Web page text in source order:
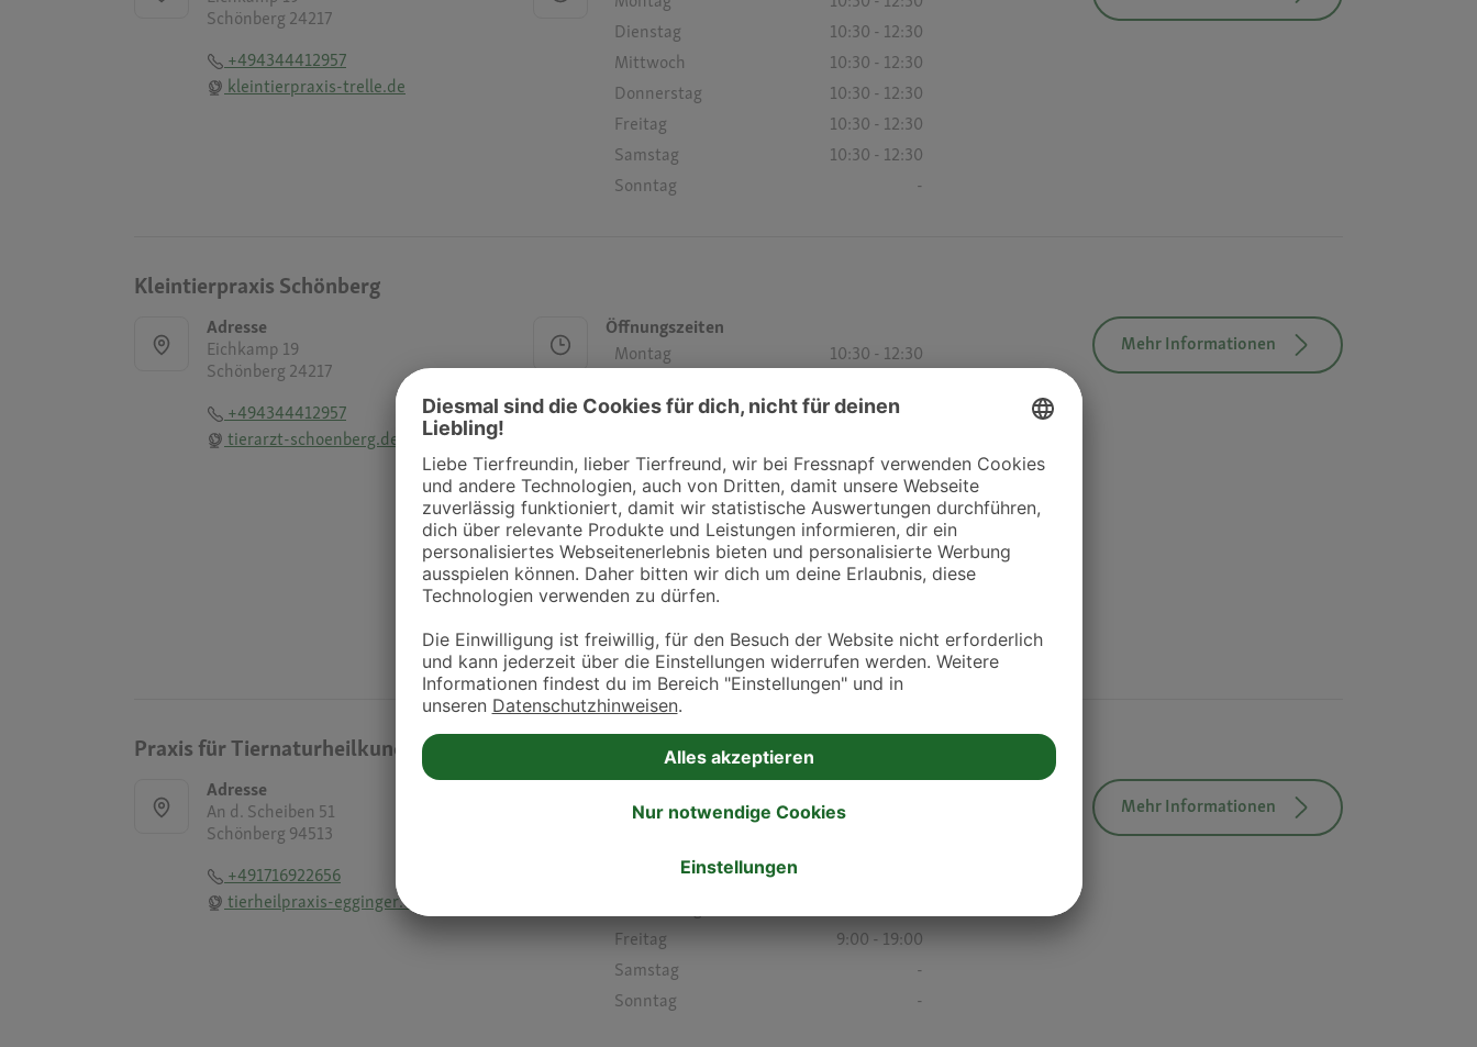
Schönberg 24217
+494344412957
kleintierpraxis-trelle.de
Dienstag
10:30 - 12:30
Mittwoch
10:30 - 12:30
Donnerstag
10:30 - 12:30
Freitag
10:30 - 12:30
Samstag
10:30 - 12:30
Sonntag
-
Kleintierpraxis Schönberg
Adresse
Eichkamp 19
Schönberg 24217
+494344412957
tierarzt-schoenberg.de
Öffnungszeiten
Montag
10:30 - 12:30
16:00 - 18:30
Dienstag
10:30 - 12:30
Mittwoch
10:30 - 12:30
16:00 - 18:30
Donnerstag
10:30 - 12:30
16:00 - 18:30
Freitag
10:30 - 12:30
16:00 - 18:30
Sonntag
-
Mehr Informationen
Praxis für Tiernaturheilkunde Marlene Egginger
Adresse
An d. Scheiben 51
Schönberg 94513
+491716922656
tierheilpraxis-egginger.de
Montag
Mittwoch
Freitag
9:00 - 19:00
Samstag
-
Sonntag
-
Mehr Informationen